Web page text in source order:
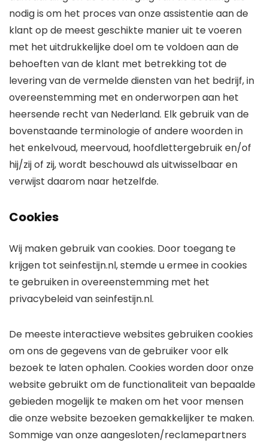
nodig is om het proces van onze assistentie aan de
klant op de meest geschikte manier uit te voeren
met het uitdrukkelijke doel om te voldoen aan de
behoeften van de klant met betrekking tot de
levering van de vermelde diensten van het bedrijf, in
overeenstemming met en onderworpen aan het
heersende recht van Nederland. Elk gebruik van de
bovenstaande terminologie of andere woorden in
het enkelvoud, meervoud, hoofdlettergebruik en/of
hij/zij of zij, wordt beschouwd als uitwisselbaar en
verwijst daarom naar hetzelfde.
Cookies
Wij maken gebruik van cookies. Door toegang te
krijgen tot seinfestijn.nl, stemde u ermee in cookies
te gebruiken in overeenstemming met het
privacybeleid van seinfestijn.nl.
De meeste interactieve websites gebruiken cookies
om ons de gegevens van de gebruiker voor elk
bezoek te laten ophalen. Cookies worden door onze
website gebruikt om de functionaliteit van bepaalde
gebieden mogelijk te maken om het voor mensen
die onze website bezoeken gemakkelijker te maken.
Sommige van onze aangesloten/reclamepartners